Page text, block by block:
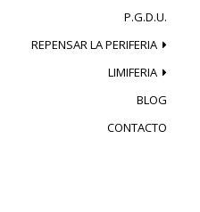
P.G.D.U.
REPENSAR LA PERIFERIA
LIMIFERIA
BLOG
CONTACTO